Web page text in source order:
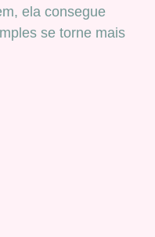
ela consegue
se torne mais